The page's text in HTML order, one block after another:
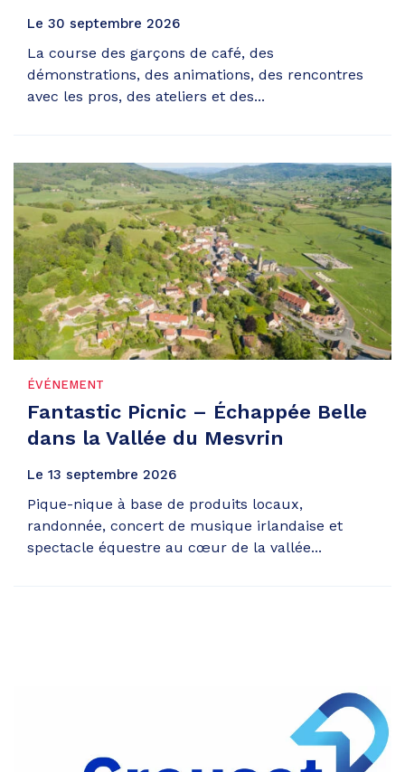
Le 30 septembre 2026
La course des garçons de café, des
démonstrations, des animations, des rencontres
avec les pros, des ateliers et des...
ÉVÉNEMENT
Fantastic Picnic – Échappée Belle
dans la Vallée du Mesvrin
Le 13 septembre 2026
Pique-nique à base de produits locaux,
randonnée, concert de musique irlandaise et
spectacle équestre au cœur de la vallée...